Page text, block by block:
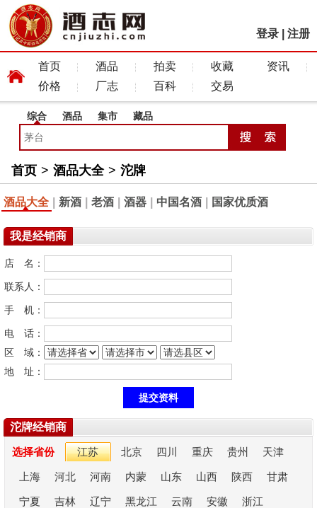
登录 注册
首页 酒品 拍卖 收藏
资讯
价格
厂志 百科 交易
综合 酒品 集市 藏品
首页 > 酒品大全 > 沱牌
酒品大全 新酒 老酒 酒器 中国名酒 国家优质酒
我是经销商
店 名：
联系人：
手 机：
电 话：
区 域：
地 址：
沱牌经销商
选择省份 江苏 北京 四川 重庆 贵州 天津
上海 河北 河南 内蒙 山东 山西 陕西 甘肃
宁夏 吉林 辽宁 黑龙江 云南 安徽 浙江